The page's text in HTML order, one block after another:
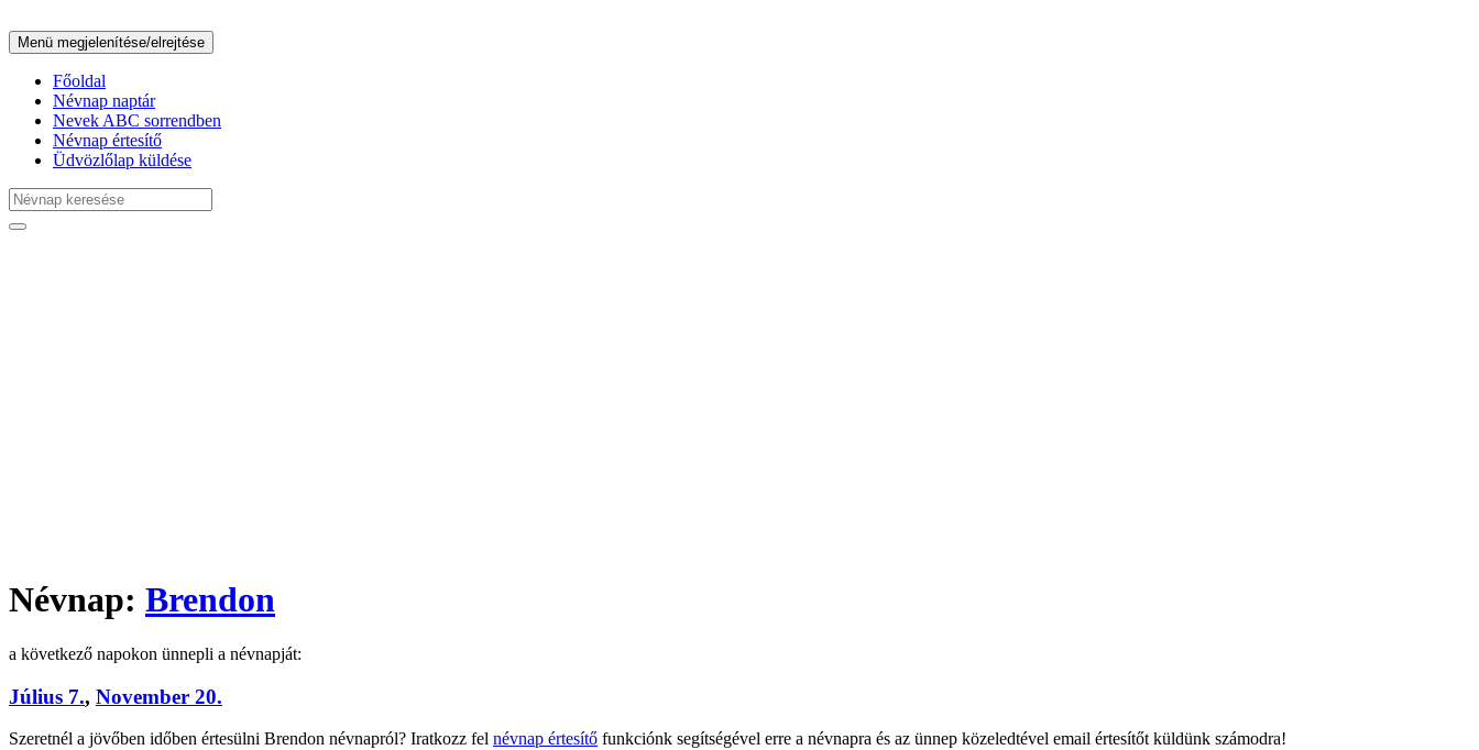
Menü megjelenítése/elrejtése
Főoldal
Névnap naptár
Nevek ABC sorrendben
Névnap értesítő
Üdvözlőlap küldése
Névnap: Brendon
a következő napokon ünnepli a névnapját:
Július 7., November 20.
Szeretnél a jövőben időben értesülni Brendon névnapról? Iratkozz fel névnap értesítő funkciónk segítségével erre a névnapra és az ünnep közeledtével email értesítőt küldünk számodra!